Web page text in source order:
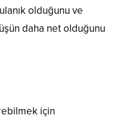
olduğunu ve
daha net olduğunu
için